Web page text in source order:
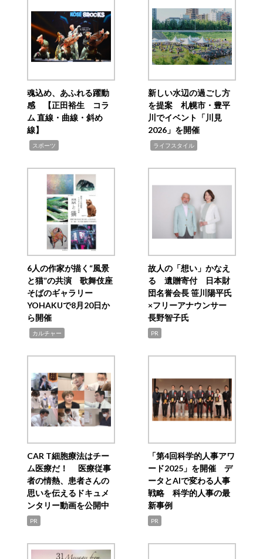
魂込め、あふれる躍動
感 【正田裕生 コラ
ム 直線・曲線・斜め
線】
スポーツ
新しい水辺の過ごし方
を提案 札幌市・豊平
川でイベント「川見
2026」を開催
ライフスタイル
6人の作家が描く“風景
と猫”の共演 歌舞伎座
そばのギャラリー
YOHAKUで8月20日か
ら開催
カルチャー
故人の「想い」かなえ
る 遺贈寄付 日本財
団名誉会長 笹川陽平氏
×フリーアナウンサー
長野智子氏
PR
CAR T細胞療法はチー
ム医療だ！ 医療従事
者の情熱、患者さんの
思いを伝えるドキュメ
ンタリー動画を公開中
PR
「第4回科学的人事アワ
ード2025」を開催 デ
ータとAIで変わる人事
戦略 科学的人事の最
新事例
PR